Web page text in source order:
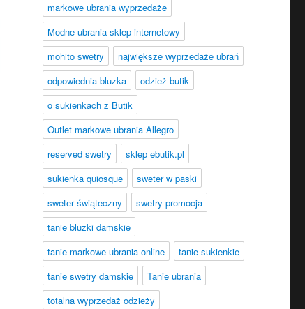
markowe ubrania wyprzedaże
Modne ubrania sklep internetowy
mohito swetry
największe wyprzedaże ubrań
odpowiednia bluzka
odzież butik
o sukienkach z Butik
Outlet markowe ubrania Allegro
reserved swetry
sklep ebutik.pl
sukienka quiosque
sweter w paski
sweter świąteczny
swetry promocja
tanie bluzki damskie
tanie markowe ubrania online
tanie sukienkie
tanie swetry damskie
Tanie ubrania
totalna wyprzedaż odzieży